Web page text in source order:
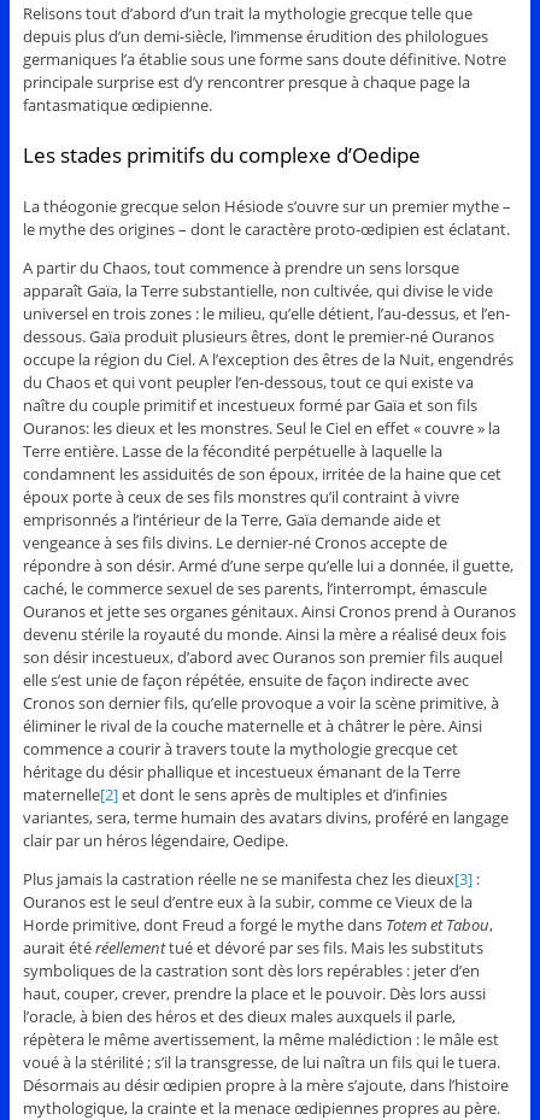
Relisons tout d’abord d’un trait la mythologie grecque telle que
depuis plus d’un demi-siècle, l’immense érudition des philologues
germaniques l’a établie sous une forme sans doute définitive. Notre
principale surprise est d’y rencontrer presque à chaque page la
fantasmatique œdipienne.
Les stades primitifs du complexe d’Oedipe
La théogonie grecque selon Hésiode s’ouvre sur un premier mythe –
le mythe des origines – dont le caractère proto-œdipien est éclatant.
A partir du Chaos, tout commence à prendre un sens lorsque
apparaît Gaïa, la Terre substantielle, non cultivée, qui divise le vide
universel en trois zones : le milieu, qu’elle détient, l’au-dessus, et l’en-
dessous. Gaïa produit plusieurs êtres, dont le premier-né Ouranos
occupe la région du Ciel. A l’exception des êtres de la Nuit, engendrés
du Chaos et qui vont peupler l’en-dessous, tout ce qui existe va
naître du couple primitif et incestueux formé par Gaïa et son fils
Ouranos: les dieux et les monstres. Seul le Ciel en effet « couvre » la
Terre entière. Lasse de la fécondité perpétuelle à laquelle la
condamnent les assiduités de son époux, irritée de la haine que cet
époux porte à ceux de ses fils monstres qu’il contraint à vivre
emprisonnés a l’intérieur de la Terre, Gaïa demande aide et
vengeance à ses fils divins. Le dernier-né Cronos accepte de
répondre à son désir. Armé d’une serpe qu’elle lui a donnée, il guette,
caché, le commerce sexuel de ses parents, l’interrompt, émascule
Ouranos et jette ses organes génitaux. Ainsi Cronos prend à Ouranos
devenu stérile la royauté du monde. Ainsi la mère a réalisé deux fois
son désir incestueux, d’abord avec Ouranos son premier fils auquel
elle s’est unie de façon répétée, ensuite de façon indirecte avec
Cronos son dernier fils, qu’elle provoque a voir la scène primitive, à
éliminer le rival de la couche maternelle et à châtrer le père. Ainsi
commence a courir à travers toute la mythologie grecque cet
héritage du désir phallique et incestueux émanant de la Terre
maternelle[2]et dont le sens après de multiples et d’infinies
variantes, sera, terme humain des avatars divins, proféré en langage
clair par un héros légendaire, Oedipe.
Plus jamais la castration réelle ne se manifesta chez les dieux[3]:
Ouranos est le seul d’entre eux à la subir, comme ce Vieux de la
Horde primitive, dont Freud a forgé le mythe dans Totem et Tabou,
aurait étéréellementtué et dévoré par ses fils. Mais les substituts
symboliques de la castration sont dès lors repérables : jeter d’en
haut, couper, crever, prendre la place et le pouvoir. Dès lors aussi
l’oracle, à bien des héros et des dieux males auxquels il parle,
répètera le même avertissement, la même malédiction : le mâle est
voué à la stérilité ; s’il la transgresse, de lui naîtra un fils qui le tuera.
Désormais au désir œdipien propre à la mère s’ajoute, dans l’histoire
mythologique, la crainte et la menace œdipiennes propres au père.